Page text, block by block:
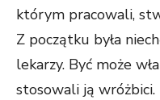
którym pracowali,
Z początku była
lekarzy. Być może
stosowali ją wróżbici.